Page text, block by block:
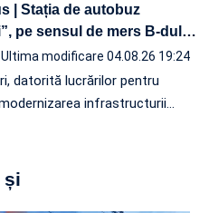
| Stația de autobuz
pe sensul de mers B-dul …
Ultima modificare 04.08.26 19:24
datorită lucrărilor pentru
infrastructurii…
și